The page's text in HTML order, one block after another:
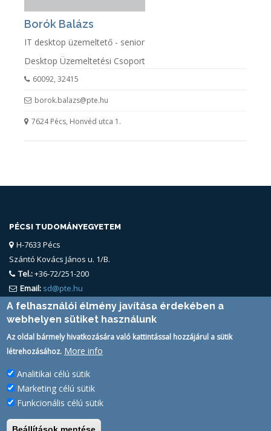
Borók Balázs
IT desktop üzemeltető - senior
Desktop Üzemeltetési Csoport
60092, 32415
borok.balazs@pte.hu
7624 Pécs, Honvéd utca 1.
PÉCSI TUDOMÁNYEGYETEM
H-7633 Pécs
Szántó Kovács János u. 1/B.
Tel.:+36-72/251-200
Email: sd@pte.hu
FELHASZNÁLÓ
PTE Login
A felhasználói élmény javítása érdekében a
webhelyen sütiket használunk
Az oldal bármely hivatkozására való kattintással hozzájárul a sütik
létrehozásához. More info
Analitikai célú sütik
Marketing célú sütik
Funkcionális célú sütik